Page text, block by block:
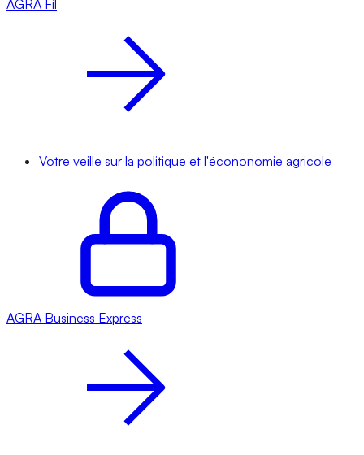
AGRA Fil
Votre veille sur la politique et l'écononomie agricole
AGRA Business Express